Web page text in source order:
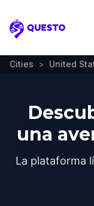
Questo
Cities > United
una
La plataforma